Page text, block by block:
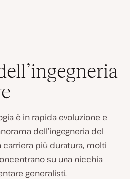
è in rapida evoluzione e
dell’ingegneria del
carriera più duratura, molti
su una nicchia
generalisti.